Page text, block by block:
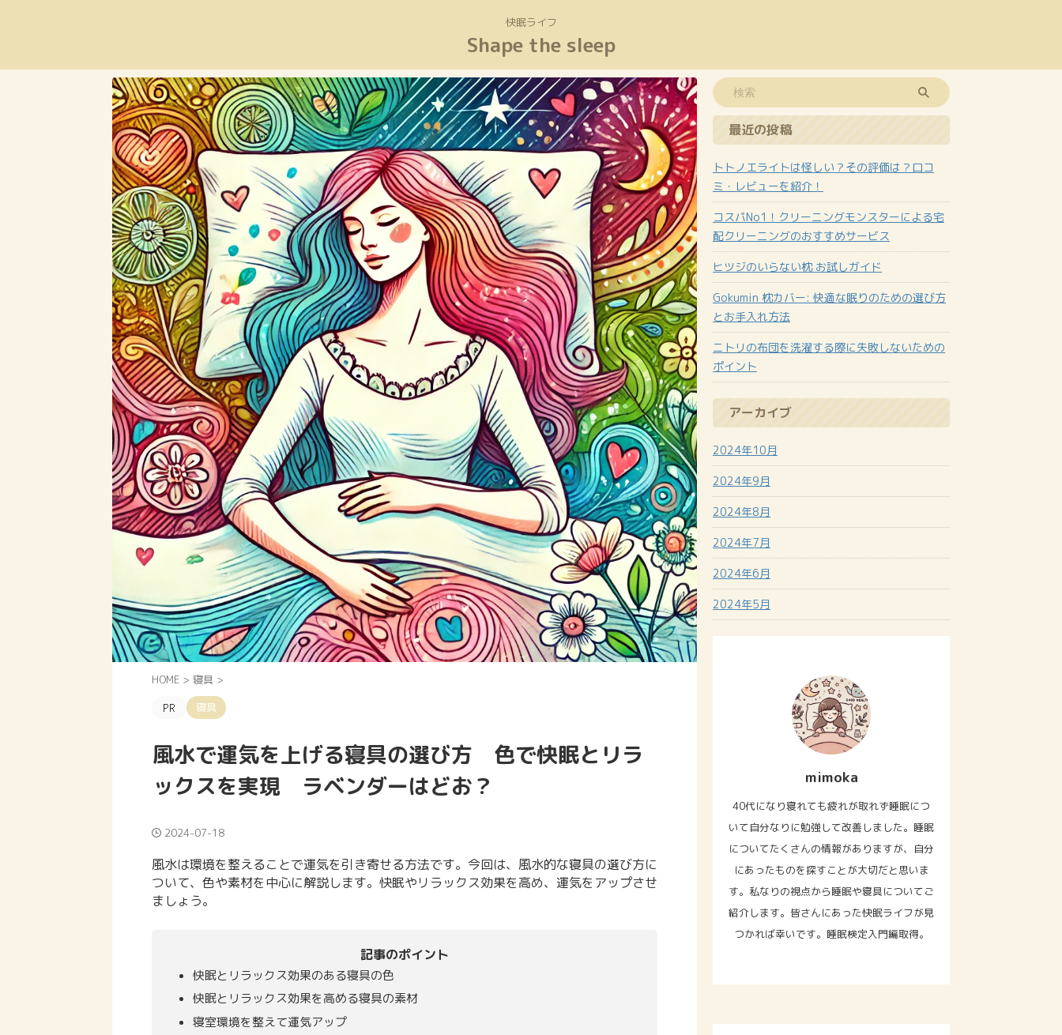
快眠ライフ
Shape the sleep
HOME > 寝具 >
寝具
風水で運気を上げる寝具の選び方 色で快眠とリラ
ックスを実現 ラベンダーはどお？
2024-07-18
風水は環境を整えることで運気を引き寄せる方法です。今回は、風水的な寝具の選び方に
ついて、色や素材を中心に解説します。快眠やリラックス効果を高め、運気をアップさせ
ましょう。
記事のポイント
快眠とリラックス効果のある寝具の色
快眠とリラックス効果を高める寝具の素材
寝室環境を整えて運気アップ
最近の投稿
トトノエライトは怪しい？その評価は？口コ
ミ・レビューを紹介！
コスパNo1！クリーニングモンスターによる宅
配クリーニングのおすすめサービス
ヒツジのいらない枕 お試しガイド
Gokumin 枕カバー: 快適な眠りのための選び方
とお手入れ方法
ニトリの布団を洗濯する際に失敗しないための
ポイント
アーカイブ
2024年10月
2024年9月
2024年8月
2024年7月
2024年6月
2024年5月
mimoka
40代になり寝れても疲れが取れず睡眠につ
いて自分なりに勉強して改善しました。睡眠
についてたくさんの情報がありますが、自分
にあったものを探すことが大切だと思いま
す。私なりの視点から睡眠や寝具についてご
紹介します。皆さんにあった快眠ライフが見
つかれば幸いです。睡眠検定入門編取得。